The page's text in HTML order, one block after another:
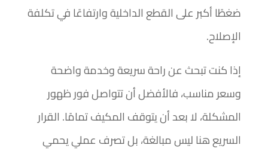
ضغطًا أكبر على القطع الداخلية وارتفاعًا في تكلفة
الإصلاح.
إذا كنت تبحث عن راحة سريعة وخدمة واضحة
وسعر مناسب، فالأفضل أن تتواصل فور ظهور
المشكلة، لا بعد أن يتوقف المكيف تمامًا. القرار
السريع هنا ليس مبالغة، بل تصرف عملي يحمي